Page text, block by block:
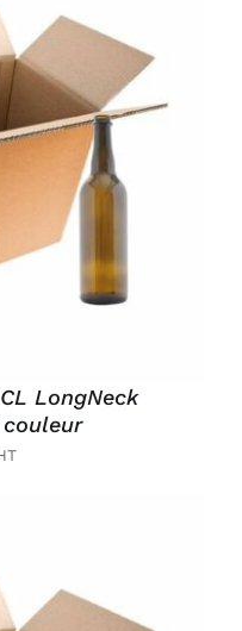
LongNeck
couleur